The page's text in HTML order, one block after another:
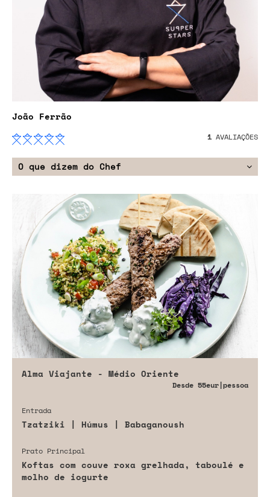
João Ferrão
1 AVALIAÇÕES
O que dizem do Chef
Alma Viajante - Médio Oriente
Desde 55eur|pessoa
Entrada
Tzatziki | Húmus | Babaganoush
Prato Principal
Koftas com couve roxa grelhada, taboulé e
molho de iogurte